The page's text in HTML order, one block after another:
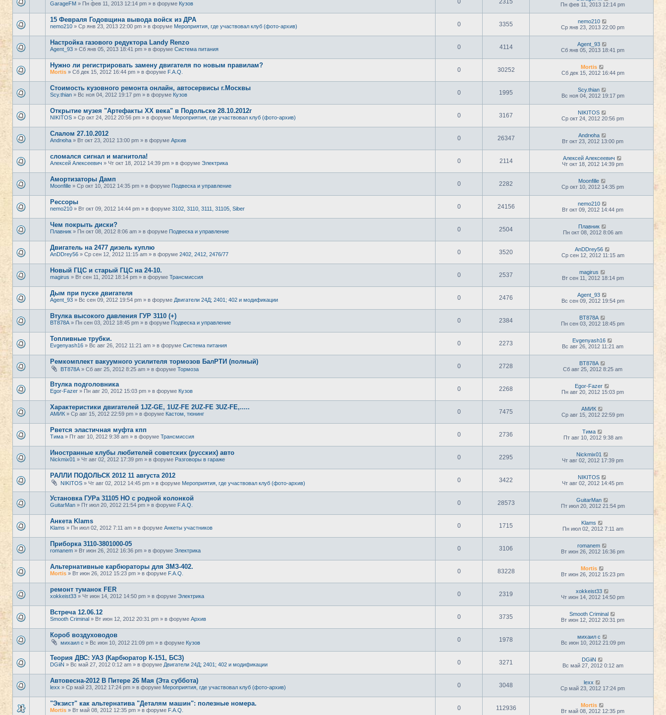
GarageFM » Пн фев 11, 2013 12:14 pm » в форуме Кузов
Пн фев 11, 2013 12:14 pm
15 Февраля Годовщина вывода войск из ДРА
nemo210 » Ср янв 23, 2013 22:00 pm » в форуме Мероприятия, где участвовал клуб (фото-архив) 0 3355
nemo210
Ср янв 23, 2013 22:00 pm
Настройка газового редуктора Landy Renzo
Agent_93 » Сб янв 05, 2013 18:41 pm » в форуме Система питания 0 4114
Agent_93
Сб янв 05, 2013 18:41 pm
Нужно ли регистрировать замену двигателя по новым правилам?
Mortis » Сб дек 15, 2012 16:44 pm » в форуме F.A.Q. 0 30252
Mortis
Сб дек 15, 2012 16:44 pm
Стоимость кузовного ремонта онлайн, автосервисы г.Москвы
Scy.thian » Вс ноя 04, 2012 19:17 pm » в форуме Кузов 0 1995
Scy.thian
Вс ноя 04, 2012 19:17 pm
Открытие музея "Артефакты ХХ века" в Подольске 28.10.2012г
NIKITOS » Ср окт 24, 2012 20:56 pm » в форуме Мероприятия, где участвовал клуб (фото-архив) 0 3167
NIKITOS
Ср окт 24, 2012 20:56 pm
Слалом 27.10.2012
Andrюha » Вт окт 23, 2012 13:00 pm » в форуме Архив 0 26347
Andrюha
Вт окт 23, 2012 13:00 pm
сломался сигнал и магнитола!
Алексей Алексеевич » Чт окт 18, 2012 14:39 pm » в форуме Электрика 0 2114
Алексей Алексеевич
Чт окт 18, 2012 14:39 pm
Амортизаторы Дамп
Moonfille » Ср окт 10, 2012 14:35 pm » в форуме Подвеска и управление 0 2282
Moonfille
Ср окт 10, 2012 14:35 pm
Рессоры
nemo210 » Вт окт 09, 2012 14:44 pm » в форуме 3102, 3110, 3111, 31105, Siber 0 24156
nemo210
Вт окт 09, 2012 14:44 pm
Чем покрыть диски?
Плавник » Пн окт 08, 2012 8:06 am » в форуме Подвеска и управление 0 2504
Плавник
Пн окт 08, 2012 8:06 am
Двигатель на 2477 дизель куплю
AnDDrey56 » Ср сен 12, 2012 11:15 am » в форуме 2402, 2412, 2476/77 0 3520
AnDDrey56
Ср сен 12, 2012 11:15 am
Новый ГЦС и старый ГЦС на 24-10.
magirus » Вт сен 11, 2012 18:14 pm » в форуме Трансмиссия 0 2537
magirus
Вт сен 11, 2012 18:14 pm
Дым при пуске двигателя
Agent_93 » Вс сен 09, 2012 19:54 pm » в форуме Двигатели 24Д; 2401; 402 и модификации 0 2476
Agent_93
Вс сен 09, 2012 19:54 pm
Втулка высокого давления ГУР 3110 (+)
BT878A » Пн сен 03, 2012 18:45 pm » в форуме Подвеска и управление 0 2384
BT878A
Пн сен 03, 2012 18:45 pm
Топливные трубки.
Evgenyash16 » Вс авг 26, 2012 11:21 am » в форуме Система питания 0 2273
Evgenyash16
Вс авг 26, 2012 11:21 am
Ремкомплект вакуумного усилителя тормозов БалРТИ (полный)
BT878A » Сб авг 25, 2012 8:25 am » в форуме Тормоза 0 2728
BT878A
Сб авг 25, 2012 8:25 am
Втулка подголовника
Egor-Fazer » Пн авг 20, 2012 15:03 pm » в форуме Кузов 0 2268
Egor-Fazer
Пн авг 20, 2012 15:03 pm
Характеристики двигателей 1JZ-GE, 1UZ-FE 2UZ-FE 3UZ-FE,.....
АМИК » Ср авг 15, 2012 22:59 pm » в форуме Кастом, тюнинг 0 7475
АМИК
Ср авг 15, 2012 22:59 pm
Рвется эластичная муфта кпп
Тима » Пт авг 10, 2012 9:38 am » в форуме Трансмиссия 0 2736
Тима
Пт авг 10, 2012 9:38 am
Иностранные клубы любителей советских (русских) авто
Nickmix01 » Чт авг 02, 2012 17:39 pm » в форуме Разговоры в гараже 0 2295
Nickmix01
Чт авг 02, 2012 17:39 pm
РАЛЛИ ПОДОЛЬСК 2012 11 августа 2012
NIKITOS » Чт авг 02, 2012 14:45 pm » в форуме Мероприятия, где участвовал клуб (фото-архив) 0 3422
NIKITOS
Чт авг 02, 2012 14:45 pm
Установка ГУРа 31105 НО с родной колонкой
GuitarMan » Пт июл 20, 2012 21:54 pm » в форуме F.A.Q. 0 28573
GuitarMan
Пт июл 20, 2012 21:54 pm
Анкета Klams
Klams » Пн июл 02, 2012 7:11 am » в форуме Анкеты участников 0 1715
Klams
Пн июл 02, 2012 7:11 am
Приборка 3110-3801000-05
romanem » Вт июн 26, 2012 16:36 pm » в форуме Электрика 0 3106
romanem
Вт июн 26, 2012 16:36 pm
Альтернативные карбюраторы для ЗМЗ-402.
Mortis » Вт июн 26, 2012 15:23 pm » в форуме F.A.Q. 0 83228
Mortis
Вт июн 26, 2012 15:23 pm
ремонт туманок FER
xokkeist33 » Чт июн 14, 2012 14:50 pm » в форуме Электрика 0 2319
xokkeist33
Чт июн 14, 2012 14:50 pm
Встреча 12.06.12
Smooth Criminal » Вт июн 12, 2012 20:31 pm » в форуме Архив 0 3735
Smooth Criminal
Вт июн 12, 2012 20:31 pm
Короб воздуховодов
михаил с » Вс июн 10, 2012 21:09 pm » в форуме Кузов 0 1978
михаил с
Вс июн 10, 2012 21:09 pm
Теория ДВС: УАЗ (Карбюратор К-151, БСЗ)
DGiiN » Вс май 27, 2012 0:12 am » в форуме Двигатели 24Д; 2401; 402 и модификации 0 3271
DGiiN
Вс май 27, 2012 0:12 am
Автовесна-2012 В Питере 26 Мая (Эта суббота)
lexx » Ср май 23, 2012 17:24 pm » в форуме Мероприятия, где участвовал клуб (фото-архив) 0 3048
lexx
Ср май 23, 2012 17:24 pm
"Экзист" как альтернатива "Деталям машин": полезные номера.
Mortis » Вт май 08, 2012 12:35 pm » в форуме F.A.Q. 0 112936
Mortis
Вт май 08, 2012 12:35 pm